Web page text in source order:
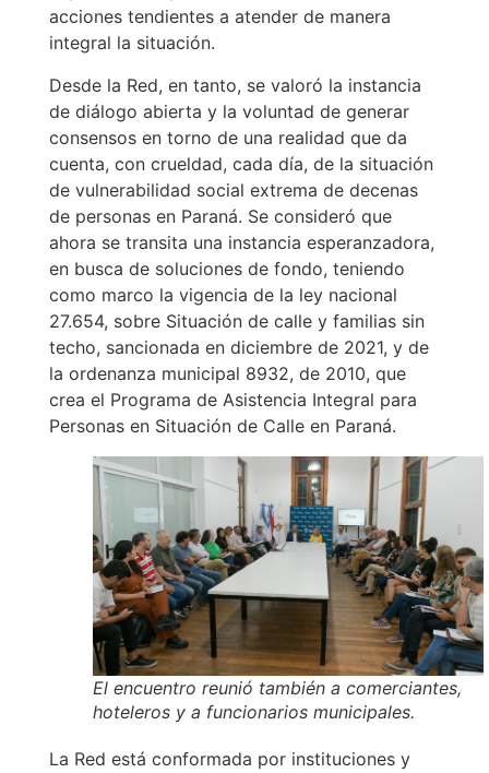
acciones tendientes a atender de manera
integral la situación.
Desde la Red, en tanto, se valoró la instancia
de diálogo abierta y la voluntad de generar
consensos en torno de una realidad que da
cuenta, con crueldad, cada día, de la situación
de vulnerabilidad social extrema de decenas
de personas en Paraná. Se consideró que
ahora se transita una instancia esperanzadora,
en busca de soluciones de fondo, teniendo
como marco la vigencia de la ley nacional
27.654, sobre Situación de calle y familias sin
techo, sancionada en diciembre de 2021, y de
la ordenanza municipal 8932, de 2010, que
crea el Programa de Asistencia Integral para
Personas en Situación de Calle en Paraná.
El encuentro reunió también a comerciantes,
hoteleros y a funcionarios municipales.
La Red está conformada por instituciones y